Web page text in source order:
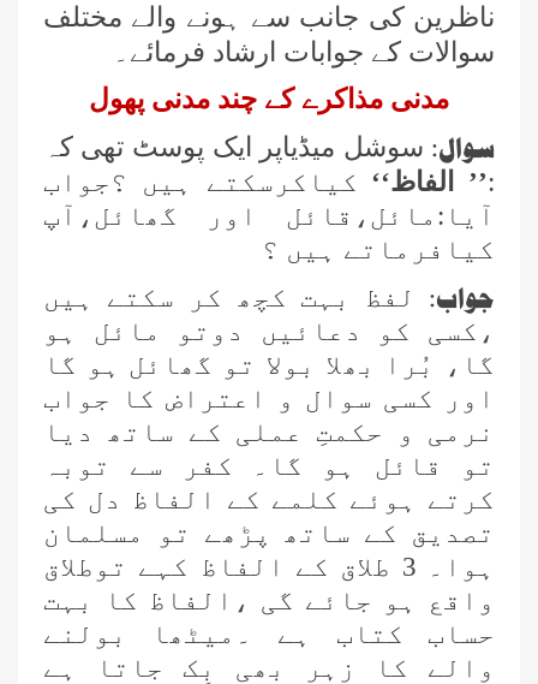
ناظرین کی جانب سے ہونے والے مختلف
سوالات کے جوابات ارشاد فرمائے۔
مدنی مذاکرے کے چند مدنی پھول
سوال: سوشل میڈیاپر ایک پوسٹ تھی کہ
:’’ الفاظ‘‘ کیاکرسکتے ہیں ؟جواب
آیا:مائل،قائل اور گھائل،آپ
کیافرماتے ہیں ؟
جواب: لفظ بہت کچھ کر سکتے ہیں
،کسی کو دعائیں دوتو مائل ہو
گا، بُرا بھلا بولا تو گھائل ہو گا
اور کسی سوال و اعتراض کا جواب
نرمی و حکمتِ عملی کے ساتھ دیا
تو قائل ہو گا۔ کفر سے توبہ
کرتے ہوئے کلمے کے الفاظ دل کی
تصدیق کے ساتھ پڑھے تو مسلمان
ہوا۔ 3 طلاق کے الفاظ کہے توطلاق
واقع ہو جائے گی ،الفاظ کا بہت
حساب کتاب ہے ۔میٹھا بولنے
والے کا زہر بھی بِک جاتا ہے